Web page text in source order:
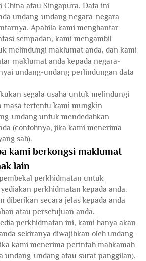
China atau Singapura. Data ini
undang-undang negara-negara
Apabila kami menghantar
sempadan, kami mengambil
melindungi maklumat anda, dan kami
maklumat anda kepada negara-
undang-undang perlindungan data
segala usaha untuk melindungi
masa tertentu kami mungkin
undang untuk mendedahkan
(contohnya, jika kami menerima
sah).
kami berkongsi maklumat
lain
perkhidmatan untuk
perkhidmatan kepada anda.
diberikan secara jelas kepada anda
atau persetujuan anda.
perkhidmatan ini, kami hanya akan
sekiranya diwajibkan oleh undang-
kami menerima perintah mahkamah
undang-undang atau surat panggilan).